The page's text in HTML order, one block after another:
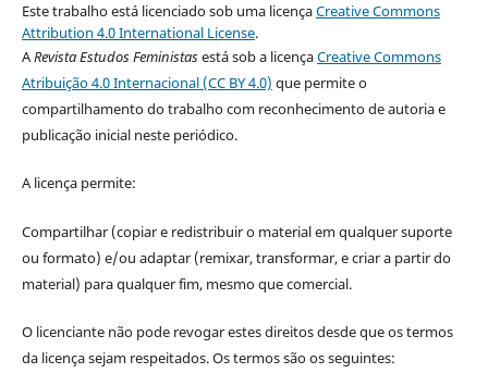
Este trabalho está licenciado sob uma licençaCreative Commons
Attribution 4.0 International License.
ARevista Estudos Feministasestá sob a licençaCreative Commons
Atribuição 4.0 Internacional (CC BY 4.0) que permite o
compartilhamento do trabalho com reconhecimento de autoria e
publicação inicial neste periódico.
A licença permite:
Compartilhar (copiar e redistribuir o material em qualquer suporte
ou formato) e/ou adaptar (remixar, transformar, e criar a partir do
material) para qualquer fim, mesmo que comercial.
O licenciante não pode revogar estes direitos desde que os termos
da licença sejam respeitados. Os termos são os seguintes: